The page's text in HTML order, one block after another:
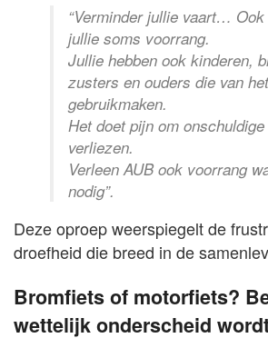
“Verminder jullie vaart… Ook
jullie soms voorrang.
Jullie hebben ook kinderen,
zusters en ouders die van
gebruikmaken.
Het doet pijn om
verliezen.
Verleen AUB ook voorrang
nodig”.
Deze oproep weerspiegelt de
droefheid die breed in de
Bromfiets of motorfiets?
wettelijk onderscheid